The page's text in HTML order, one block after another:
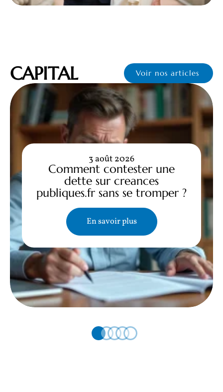
CAPITAL Voir nos articles
Comment contester une
dette sur creances
publiques.fr sans se tromper ?
3 août 2026
En savoir plus